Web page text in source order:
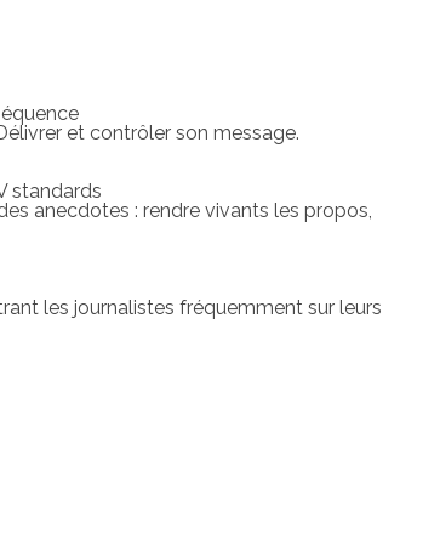
et contrôler son message.
standards
anecdotes : rendre vivants les propos,
les journalistes fréquemment sur leurs